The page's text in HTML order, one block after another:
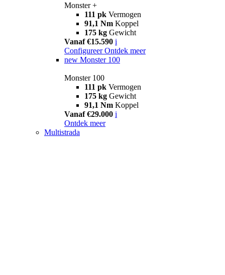
Monster +
111 pk Vermogen
91,1 Nm Koppel
175 kg Gewicht
Vanaf €15.590 i
Configureer Ontdek meer
new Monster 100
Monster 100
111 pk Vermogen
175 kg Gewicht
91,1 Nm Koppel
Vanaf €29.000 i
Ontdek meer
Multistrada